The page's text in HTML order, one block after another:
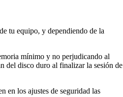
tu equipo, y dependiendo de la
mínimo y no perjudicando al
del disco duro al finalizar la sesión de
en los ajustes de seguridad las